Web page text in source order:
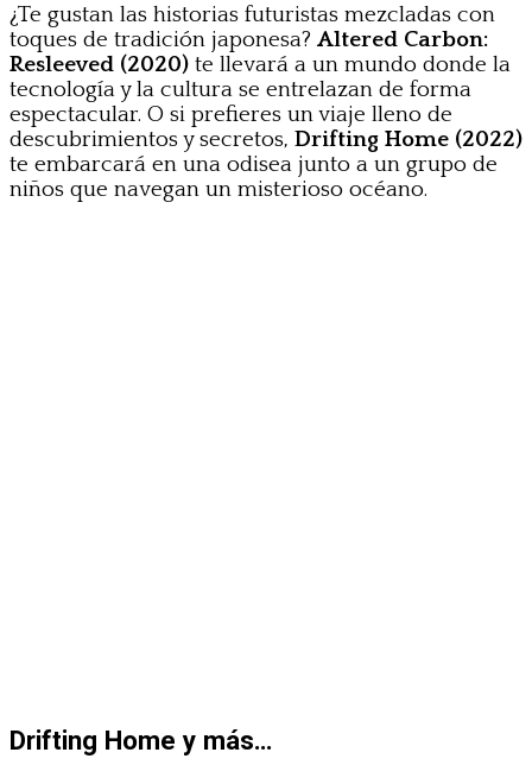
¿Te gustan las historias futuristas mezcladas con
toques de tradición japonesa? Altered Carbon:
Resleeved (2020) te llevará a un mundo donde la
tecnología y la cultura se entrelazan de forma
espectacular. O si prefieres un viaje lleno de
descubrimientos y secretos, Drifting Home (2022)
te embarcará en una odisea junto a un grupo de
niños que navegan un misterioso océano.
Drifting Home y más…